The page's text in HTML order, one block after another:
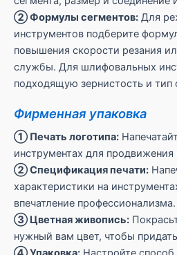
② Формулы сегментов: Для
инструментов подберите
повышения скорости резания
службы. Для шлифовальных
подходящую зернистость и тип
Фирменная упаковка
① Печать логотипа:
инструментах для продвижения
② Спецификация печати:
характеристики на
впечатление профессионализма.
③ Цветная живопись:
нужный вам цвет, чтобы